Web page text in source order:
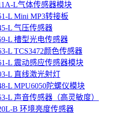
L气体传感器模块
L Mini MP3转接板
L 气压传感器
L 槽型光电传感器
L TCS3472颜色传感器
L 震动感应传感器模块
L 直线激光射灯
L MPU6050陀螺仪模块
L 声音传感器（高灵敏度）
B 环境亮度传感器